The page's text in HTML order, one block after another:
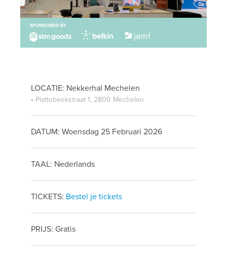
LOCATIE: Nekkerhal Mechelen
- Plattebeekstraat 1, 2800 Mechelen
DATUM: Woensdag 25 Februari 2026
TAAL: Nederlands
TICKETS: Bestel je tickets
PRIJS: Gratis